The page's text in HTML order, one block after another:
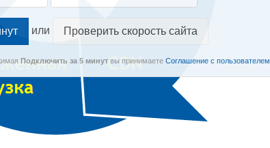
или Проверить скорость сайта
Подключить за 5 минутвы принимаете Соглашение с пользователем